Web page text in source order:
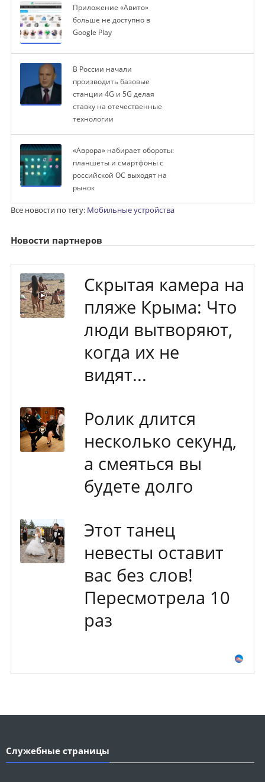
Приложение «Авито»
больше не доступно в
Google Play
В России начали
производить базовые
станции 4G и 5G делая
ставку на отечественные
технологии
«Аврора» набирает обороты:
планшеты и смартфоны с
российской ОС выходят на
рынок
Все новости по тегу: Мобильные устройства
Новости партнеров
Скрытая камера на
пляже Крыма: Что
люди вытворяют,
когда их не
видят...
Ролик длится
несколько секунд,
а смеяться вы
будете долго
Этот танец
невесты оставит
вас без слов!
Пересмотрела 10
раз
Служебные страницы